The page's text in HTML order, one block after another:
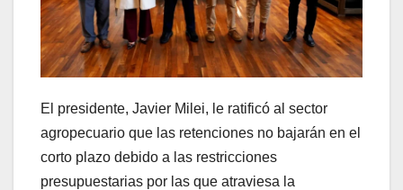
El presidente, Javier Milei, le ratificó al sector
agropecuario que las retenciones no bajarán en el
corto plazo debido a las restricciones
presupuestarias por las que atraviesa la